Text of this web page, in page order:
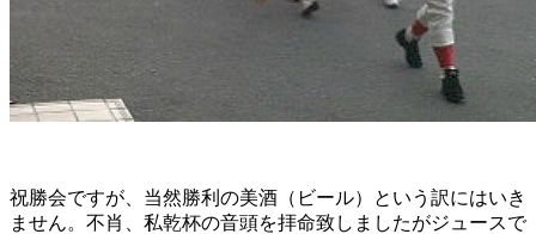
祝勝会ですが、当然勝利の美酒（ビール）という訳にはいき
ません。不肖、私乾杯の音頭を拝命致しましたがジュースで